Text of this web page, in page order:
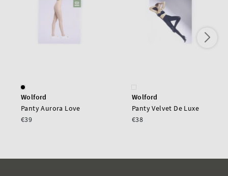
Wolford
Panty Aurora Love
€39
Wolford
Panty Velvet De Luxe
€38